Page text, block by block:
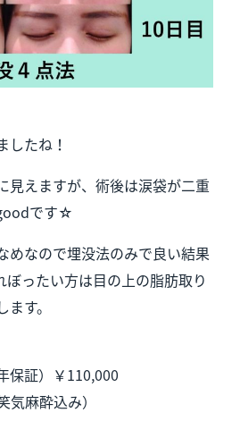
したね！
見えますが、術後は涙袋が二重
です☆
めなので埋没法のみで良い結果
ぼったい方は目の上の脂肪取り
す。
保証）￥110,000
麻酔込み）